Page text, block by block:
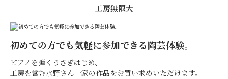
工房無限大
初めての方でも気軽に参加できる陶芸体験。
ピアノを弾くうさぎはじめ、
工房を営む水野さん一家の作品をお買い求めいただけます。